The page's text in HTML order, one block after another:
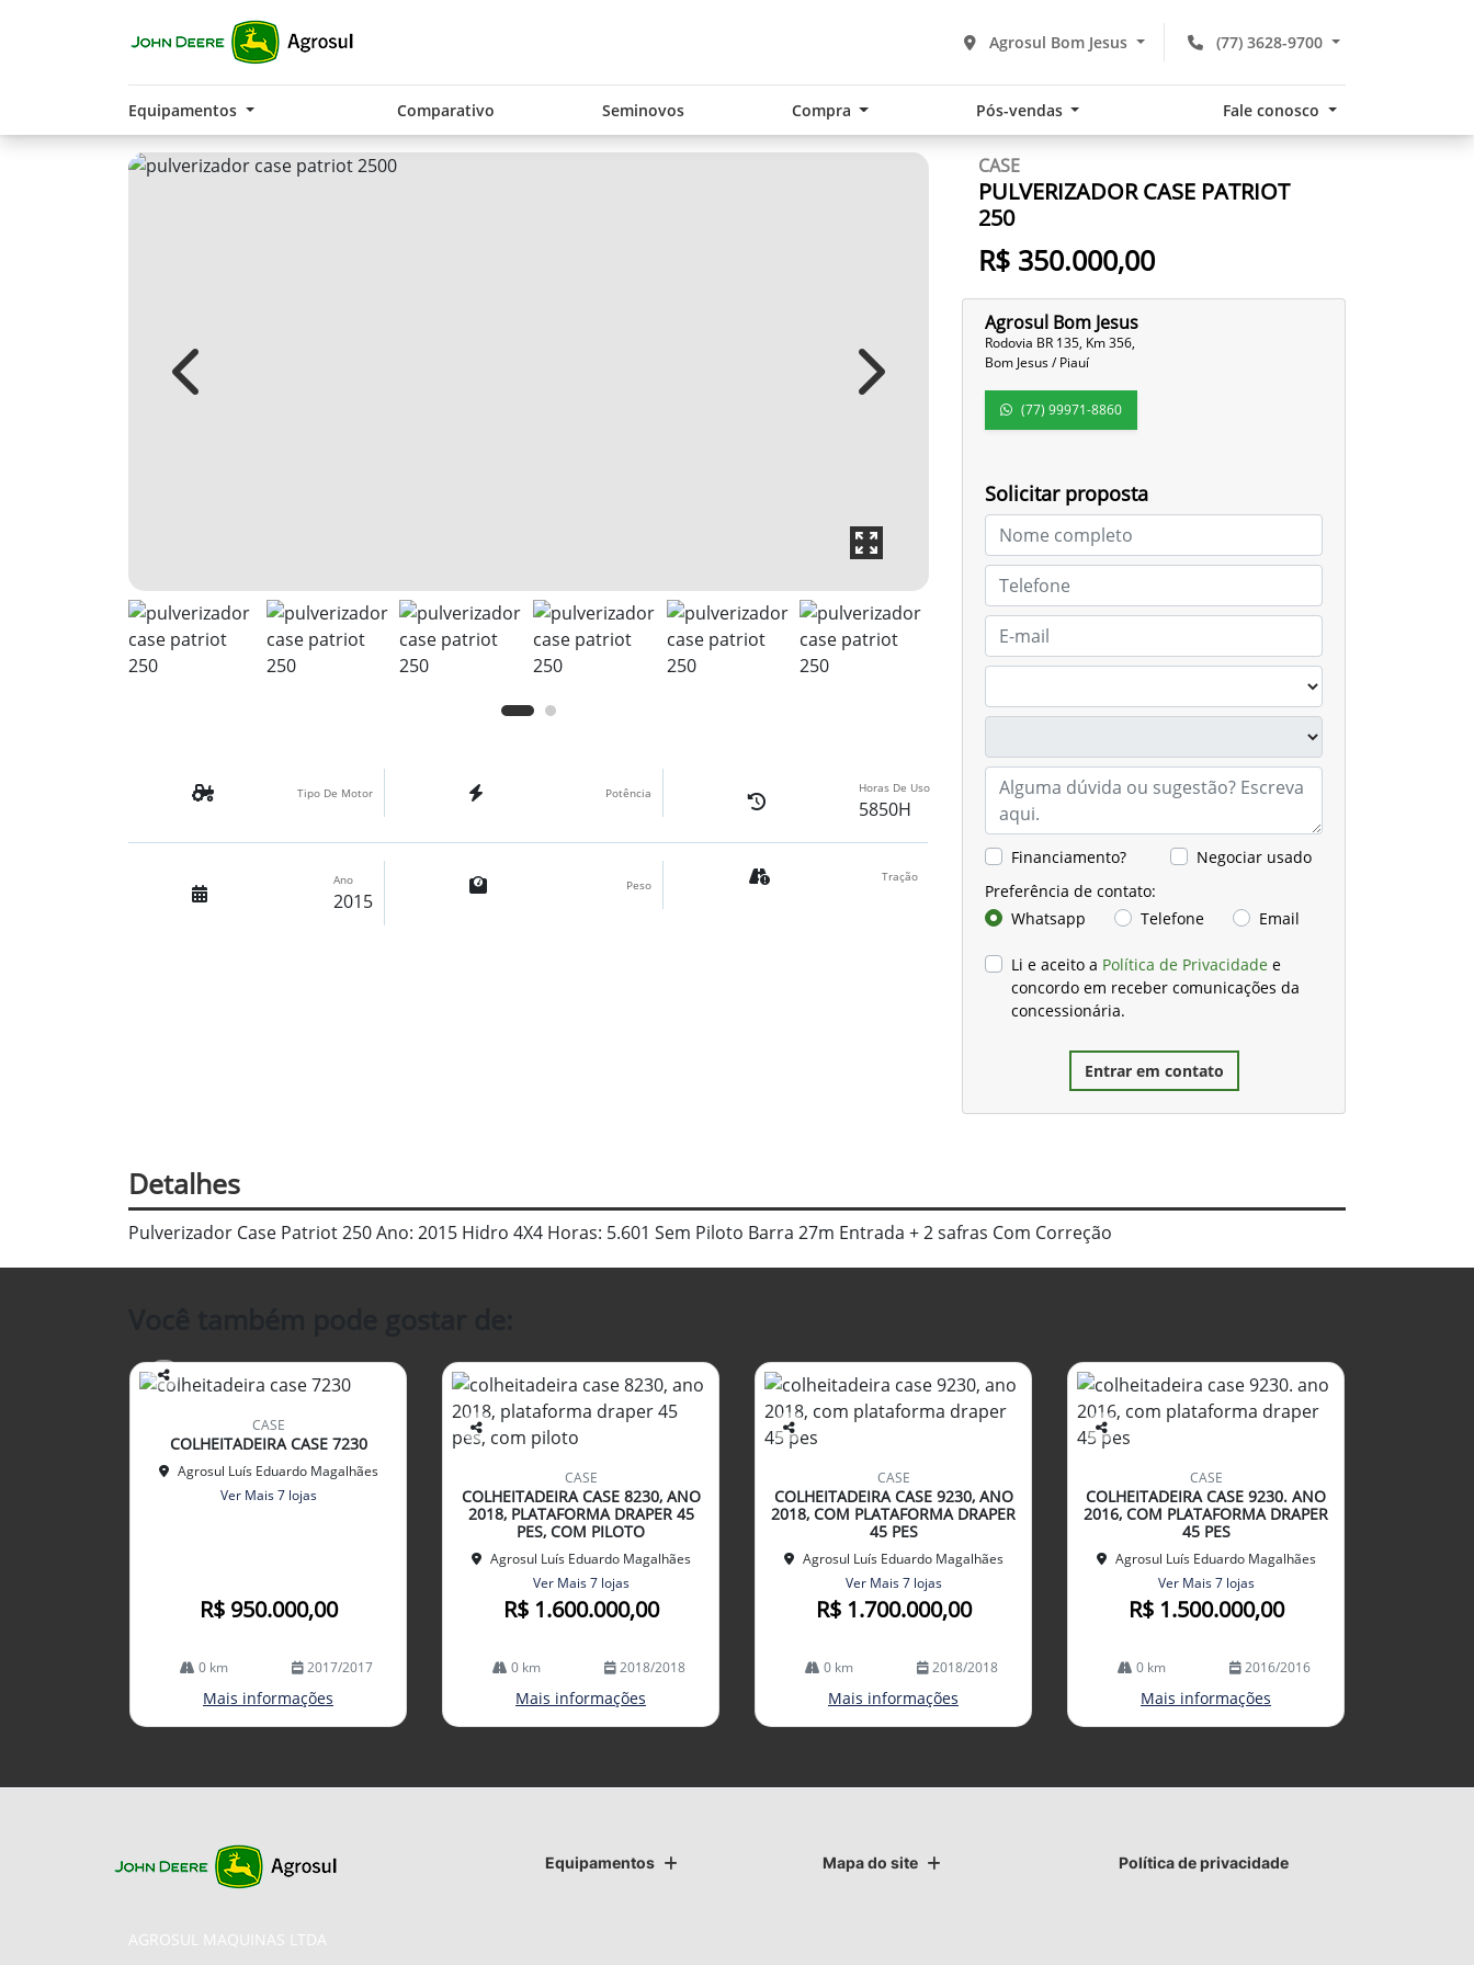
(77) 3628-9700
Agrosul Bom Jesus
Equipamentos Comparativo Seminovos Compra Pós-vendas Fale conosco
CASE
PULVERIZADOR CASE PATRIOT
250
R$ 350.000,00
Agrosul Bom Jesus
Rodovia BR 135, Km 356,
Bom Jesus / Piauí
(77) 99971-8860
Solicitar proposta
Financiamento?
Negociar usado
Preferência de contato:
Whatsapp
Telefone Email
Li e aceito a Política de Privacidade e
concordo em receber comunicações da
concessionária.
Entrar em contato
Previous Next
Tipo De Motor Potência Horas De Uso
5850H
Ano
2015
Peso
Tração
Detalhes
Pulverizador Case Patriot 250 Ano: 2015 Hidro 4X4 Horas: 5.601 Sem Piloto Barra 27m Entrada + 2 safras Com Correção
Co
lhe
CASE
COLHEITADEIRA CASE 7230
Agrosul Luís Eduardo Magalhães
Ver Mais 7 lojas
R$ 950.000,00
0 km 2017/2017
Mais informações
Co
arti
lhe
CASE
COLHEITADEIRA CASE 8230, ANO
2018, PLATAFORMA DRAPER 45
PES, COM PILOTO
Agrosul Luís Eduardo Magalhães
Ver Mais 7 lojas
R$ 1.600.000,00
0 km 2018/2018
Mais informações
Co
arti
lhe
CASE
COLHEITADEIRA CASE 9230, ANO
2018, COM PLATAFORMA DRAPER
45 PES
Agrosul Luís Eduardo Magalhães
Ver Mais 7 lojas
R$ 1.700.000,00
0 km 2018/2018
Mais informações
Co
arti
lhe
CASE
COLHEITADEIRA CASE 9230. ANO
2016, COM PLATAFORMA DRAPER
45 PES
Agrosul Luís Eduardo Magalhães
Ver Mais 7 lojas
R$ 1.500.000,00
0 km 2016/2016
Mais informações
Equipamentos Mapa do site Política de privacidade
AGROSUL MAQUINAS LTDA